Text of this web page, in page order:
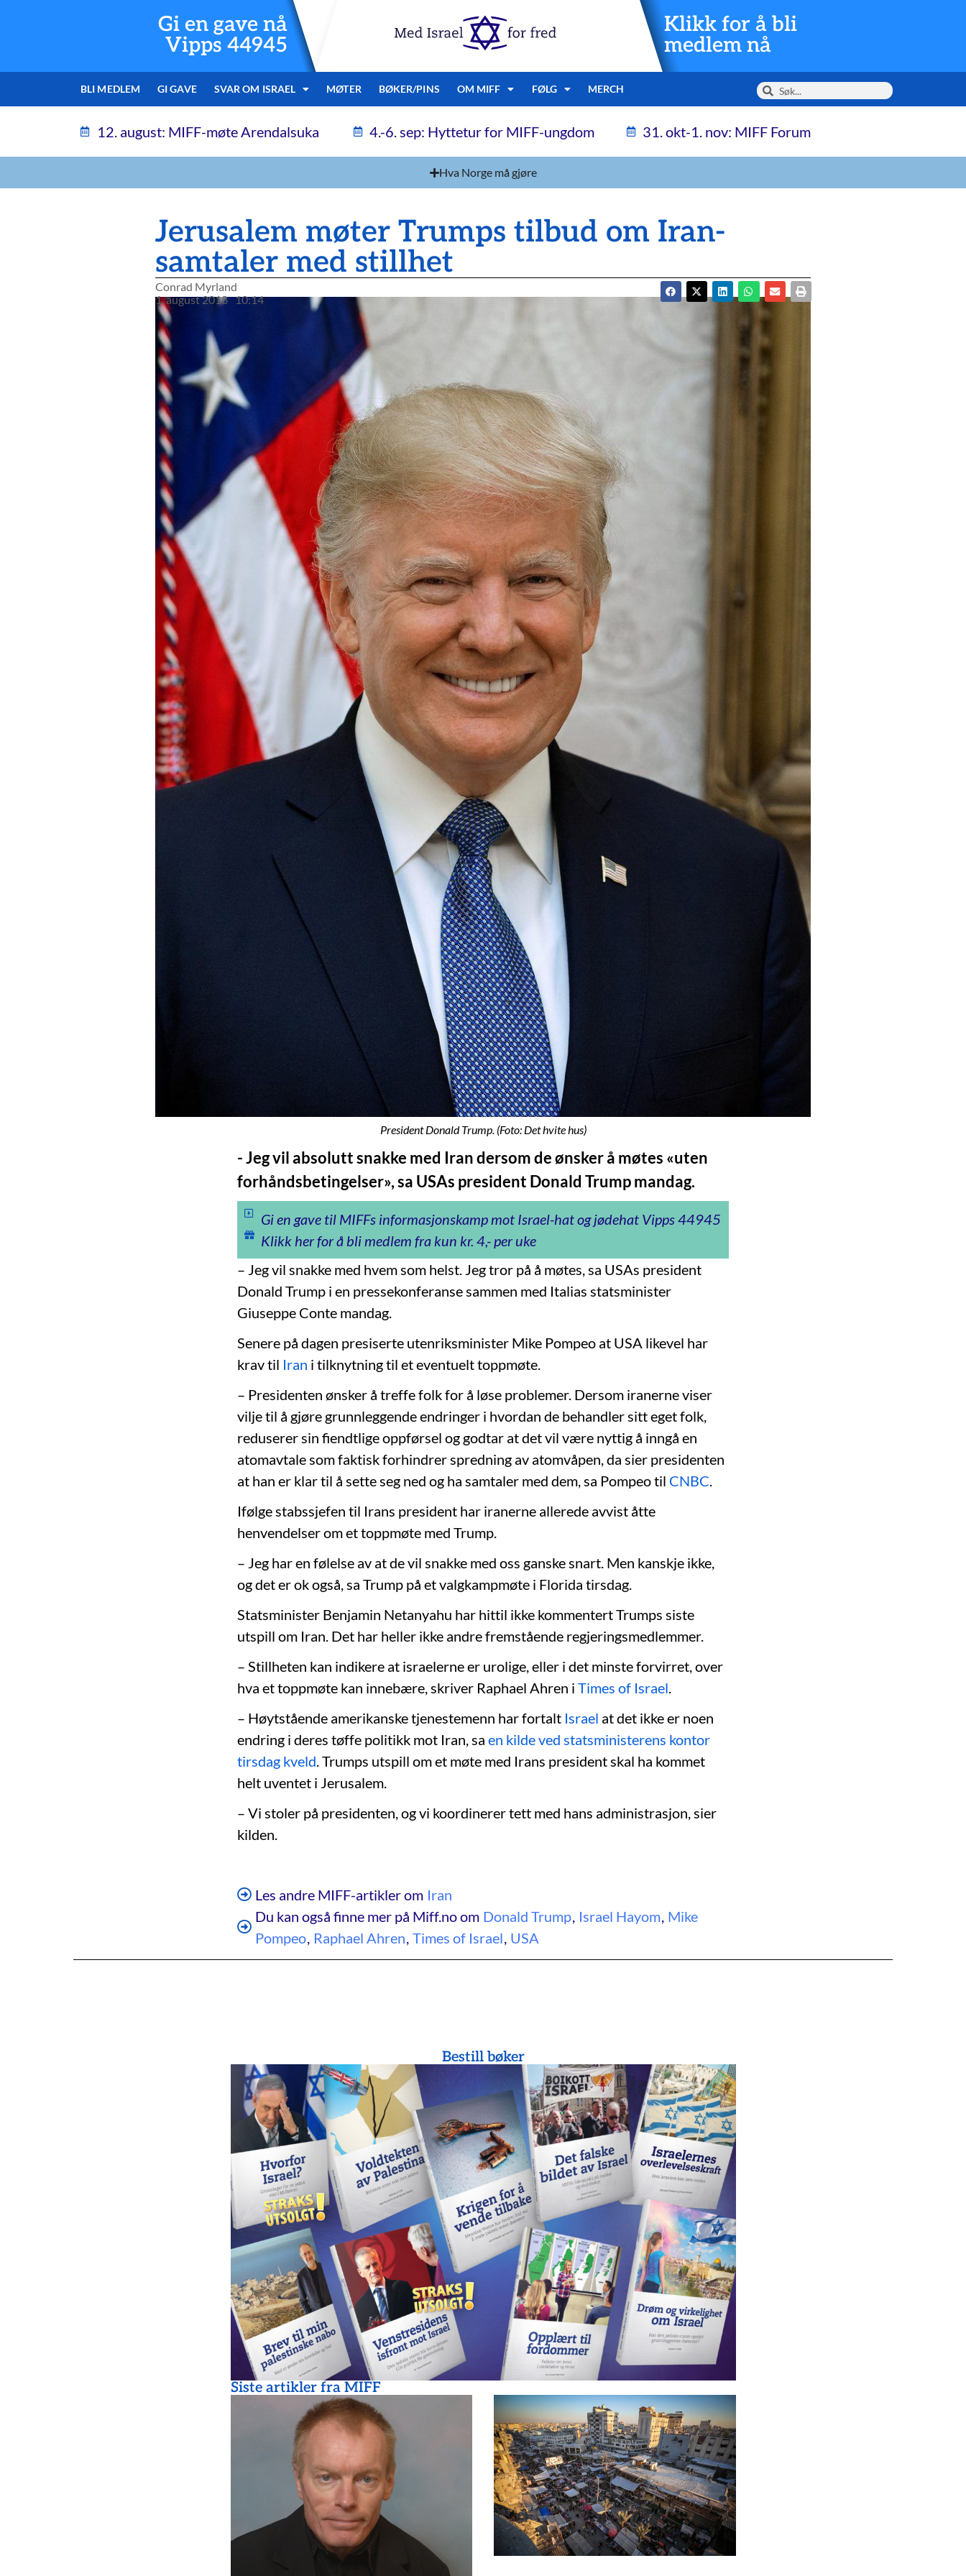
Gi en gave nå
Vipps 44945
Klikk for å bli
medlem nå
BLI MEDLEM GI GAVE SVAR OM ISRAEL MØTER BØKER/PINS OM MIFF FØLG MERCH
12. august: MIFF-møte Arendalsuka 4.-6. sep: Hyttetur for MIFF-ungdom 31. okt-1. nov: MIFF Forum
Hva Norge må gjøre
Jerusalem møter Trumps tilbud om Iran-
samtaler med stillhet
Conrad Myrland
1. august 2018 10:14
President Donald Trump. (Foto: Det hvite hus)
- Jeg vil absolutt snakke med Iran dersom de ønsker å møtes «uten
forhåndsbetingelser», sa USAs president Donald Trump mandag.
Gi en gave til MIFFs informasjonskamp mot Israel-hat og jødehat Vipps 44945
Klikk her for å bli medlem fra kun kr. 4,- per uke
– Jeg vil snakke med hvem som helst. Jeg tror på å møtes, sa USAs president
Donald Trump i en pressekonferanse sammen med Italias statsminister
Giuseppe Conte mandag.
Senere på dagen presiserte utenriksminister Mike Pompeo at USA likevel har
krav til Iran i tilknytning til et eventuelt toppmøte.
– Presidenten ønsker å treffe folk for å løse problemer. Dersom iranerne viser
vilje til å gjøre grunnleggende endringer i hvordan de behandler sitt eget folk,
reduserer sin fiendtlige oppførsel og godtar at det vil være nyttig å inngå en
atomavtale som faktisk forhindrer spredning av atomvåpen, da sier presidenten
at han er klar til å sette seg ned og ha samtaler med dem, sa Pompeo til CNBC.
Ifølge stabssjefen til Irans president har iranerne allerede avvist åtte
henvendelser om et toppmøte med Trump.
– Jeg har en følelse av at de vil snakke med oss ganske snart. Men kanskje ikke,
og det er ok også, sa Trump på et valgkampmøte i Florida tirsdag.
Statsminister Benjamin Netanyahu har hittil ikke kommentert Trumps siste
utspill om Iran. Det har heller ikke andre fremstående regjeringsmedlemmer.
– Stillheten kan indikere at israelerne er urolige, eller i det minste forvirret, over
hva et toppmøte kan innebære, skriver Raphael Ahren i Times of Israel.
– Høytstående amerikanske tjenestemenn har fortalt Israel at det ikke er noen
endring i deres tøffe politikk mot Iran, sa en kilde ved statsministerens kontor
tirsdag kveld. Trumps utspill om et møte med Irans president skal ha kommet
helt uventet i Jerusalem.
– Vi stoler på presidenten, og vi koordinerer tett med hans administrasjon, sier
kilden.
Les andre MIFF-artikler om Iran
Du kan også finne mer på Miff.no om Donald Trump, Israel Hayom, Mike
Pompeo, Raphael Ahren, Times of Israel, USA
Bestill bøker
Siste artikler fra MIFF